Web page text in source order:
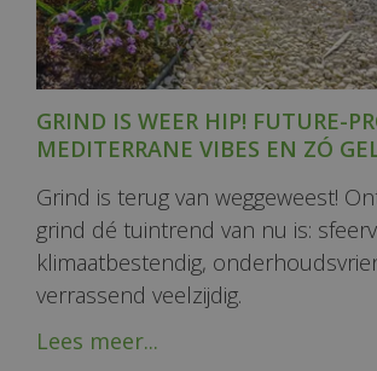
GRIND IS WEER HIP! FUTURE-
MEDITERRANE VIBES EN ZÓ
Grind is terug van weggeweest!
grind dé tuintrend van nu is:
klimaatbestendig,
verrassend veelzijdig.
Lees meer...